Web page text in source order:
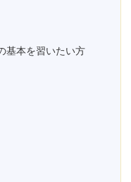
本を習いたい方